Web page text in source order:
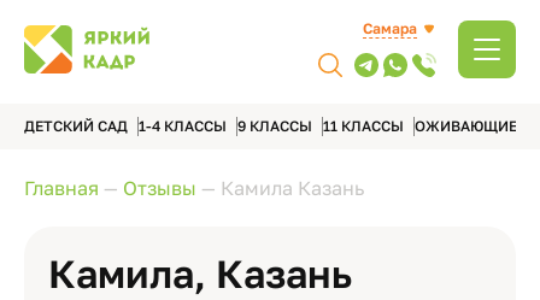
Самара
ДЕТСКИЙ САД 1-4 КЛАССЫ 9 КЛАССЫ 11 КЛАССЫ ОЖИВАЮЩИЕ
Главная — Отзывы — Камила Казань
Камила, Казань